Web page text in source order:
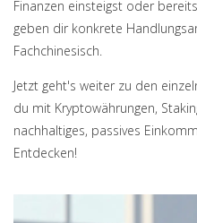
Finanzen einsteigst oder
geben dir konkrete
Fachchinesisch.
Jetzt geht's weiter zu den
du mit Kryptowährungen,
nachhaltiges, passives
Entdecken!